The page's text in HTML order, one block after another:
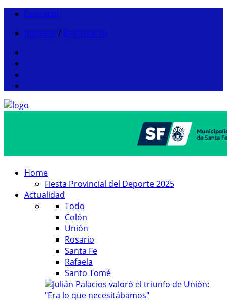
Contacto
Ingresar / Registrarse
Home
Fiesta Provincial del Deporte 2025
Actualidad
Todo
Colón
Unión
Rosario
Santa Fe
Rafaela
Santo Tomé